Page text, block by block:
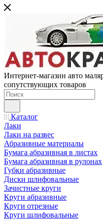
Интернет-магазин авто
сопутствующих товаров
Каталог
Лаки
Лаки на развес
Абразивные материалы
Бумага абразивная в листах
Бумага абразивная в рулонах
Губки абразивные
Диски шлифовальные
Зачистные круги
Круги абразивные
Круги отрезные
Круги шлифовальные